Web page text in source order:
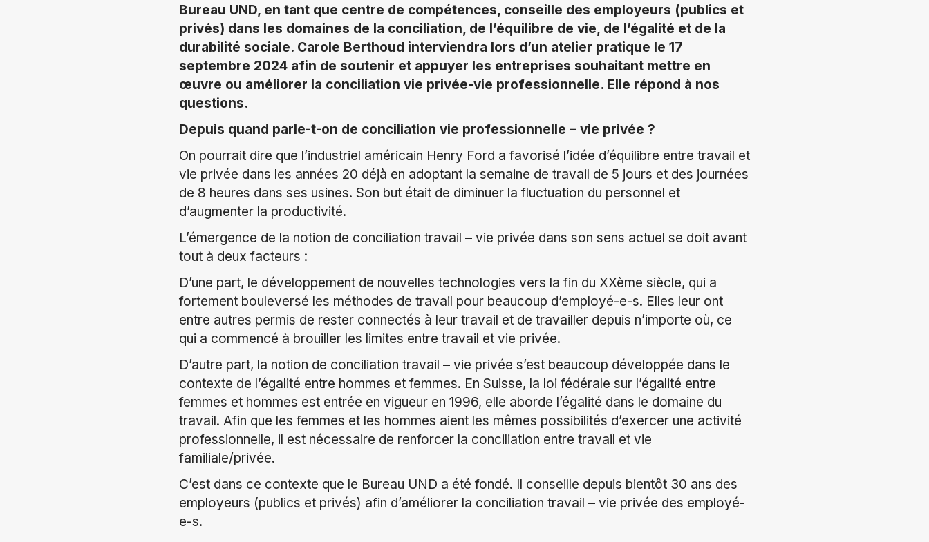
Bureau UND, en tant que centre de compétences, conseille des employeurs (publics et
privés) dans les domaines de la conciliation, de l’équilibre de vie, de l’égalité et de la
durabilité sociale. Carole Berthoud interviendra lors d’un atelier pratique le 17
septembre 2024 afin de soutenir et appuyer les entreprises souhaitant mettre en
œuvre ou améliorer la conciliation vie privée-vie professionnelle. Elle répond à nos
questions.
Depuis quand parle-t-on de conciliation vie professionnelle – vie privée ?
On pourrait dire que l’industriel américain Henry Ford a favorisé l’idée d’équilibre entre travail et
vie privée dans les années 20 déjà en adoptant la semaine de travail de 5 jours et des journées
de 8 heures dans ses usines. Son but était de diminuer la fluctuation du personnel et
d’augmenter la productivité.
L’émergence de la notion de conciliation travail – vie privée dans son sens actuel se doit avant
tout à deux facteurs :
D’une part, le développement de nouvelles technologies vers la fin du XXème siècle, qui a
fortement bouleversé les méthodes de travail pour beaucoup d’employé-e-s. Elles leur ont
entre autres permis de rester connectés à leur travail et de travailler depuis n’importe où, ce
qui a commencé à brouiller les limites entre travail et vie privée.
D’autre part, la notion de conciliation travail – vie privée s’est beaucoup développée dans le
contexte de l’égalité entre hommes et femmes. En Suisse, la loi fédérale sur l’égalité entre
femmes et hommes est entrée en vigueur en 1996, elle aborde l’égalité dans le domaine du
travail. Afin que les femmes et les hommes aient les mêmes possibilités d’exercer une activité
professionnelle, il est nécessaire de renforcer la conciliation entre travail et vie
familiale/privée.
C’est dans ce contexte que le Bureau UND a été fondé. Il conseille depuis bientôt 30 ans des
employeurs (publics et privés) afin d’améliorer la conciliation travail – vie privée des employé-
e-s.